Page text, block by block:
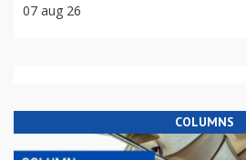
07 aug 26
COLUMNS